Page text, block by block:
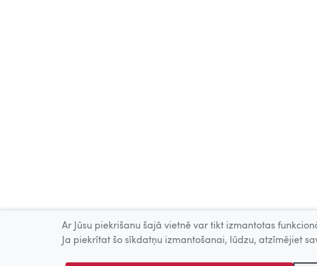
Ar Jūsu piekrišanu šajā vietnē var tikt izmantotas
Ja piekrītat šo sīkdatņu izmantošanai, lūdzu, atzīmējiet